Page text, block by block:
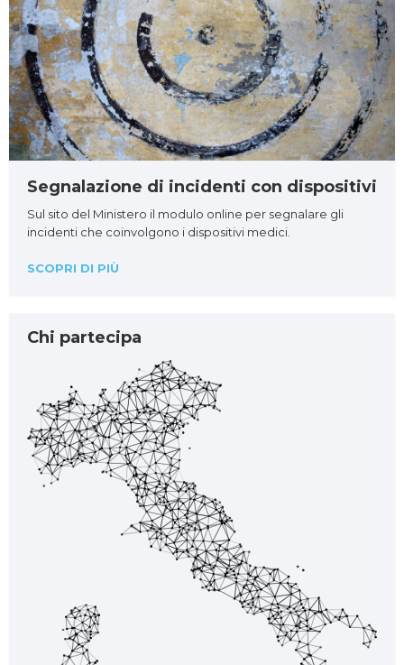
Segnalazione di incidenti con dispositivi
Sul sito del Ministero il modulo online per segnalare gli
incidenti che coinvolgono i dispositivi medici.
SCOPRI DI PIÙ
Chi partecipa